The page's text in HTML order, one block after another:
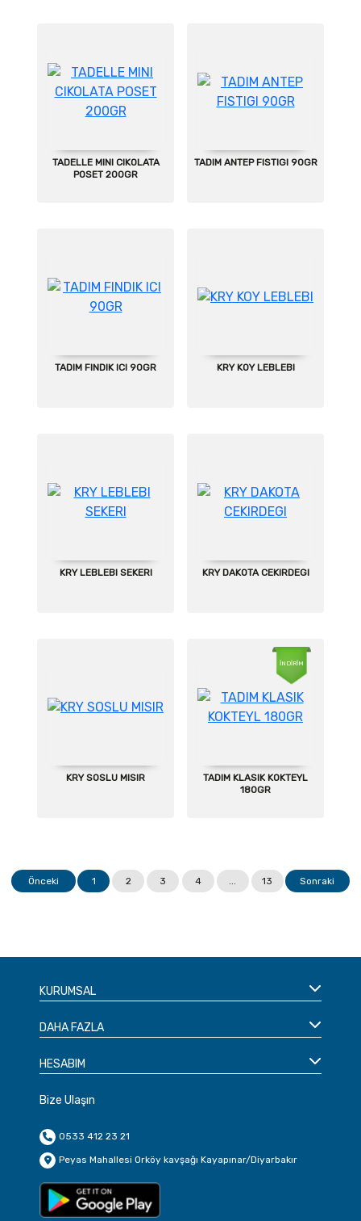
TADELLE MINI CIKOLATA
POSET 200GR
TADIM ANTEP FISTIGI 90GR
TADIM FINDIK ICI 90GR KRY KOY LEBLEBI
KRY LEBLEBI SEKERI KRY DAKOTA CEKIRDEGI
KRY SOSLU MISIR
İNDİRİM
TADIM KLASIK KOKTEYL
180GR
Önceki 1 2 3 4 ... 13 Sonraki
KURUMSAL
DAHA FAZLA
HESABIM
Bize Ulaşın
0533 412 23 21
Peyas Mahallesi Orköy kavşağı Kayapınar/Diyarbakır